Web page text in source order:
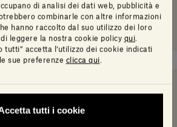
di analisi dei dati web, pubblicità e
combinarle con altre informazioni
hanno raccolto dal suo utilizzo dei loro
leggere la nostra cookie policy qui
tutti” accetta l’utilizzo dei cookie indicati
sue preferenze clicca qui
tutti i cookie
a decidere?